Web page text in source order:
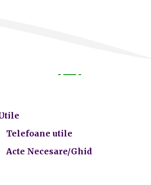
Telefoane utile
Acte Necesare/Ghid